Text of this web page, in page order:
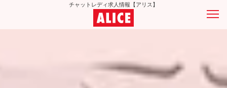
チャットレディ求人情報【アリス】